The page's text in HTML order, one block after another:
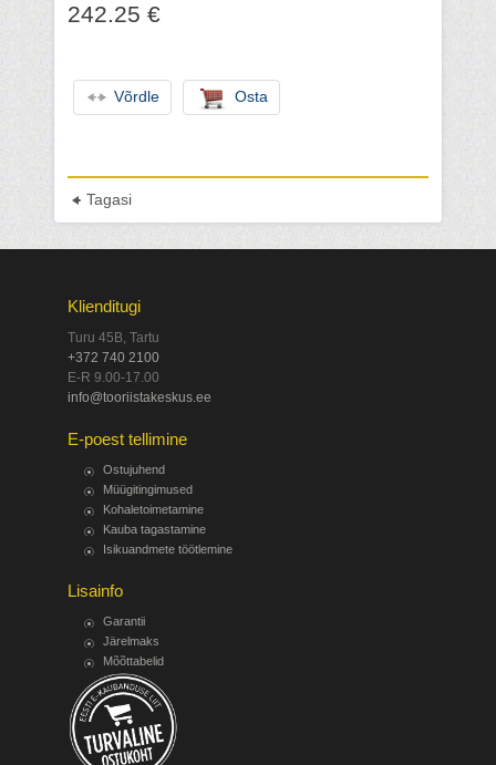
242.25 €
Võrdle Osta
Tagasi
Klienditugi
Turu 45B, Tartu
+372 740 2100
E-R 9.00-17.00
info@tooriistakeskus.ee
E-poest tellimine
Ostujuhend
Müügitingimused
Kohaletoimetamine
Kauba tagastamine
Isikuandmete töötlemine
Lisainfo
Garantii
Järelmaks
Mõõttabelid